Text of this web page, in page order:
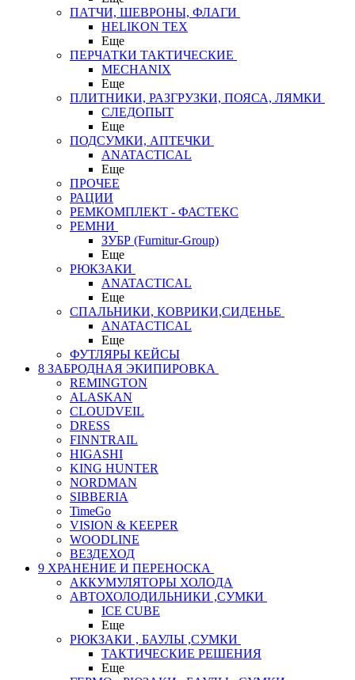
ПАТЧИ, ШЕВРОНЫ, ФЛАГИ
HELIKON TEX
Еще
ПЕРЧАТКИ ТАКТИЧЕСКИЕ
MECHANIX
Еще
ПЛИТНИКИ, РАЗГРУЗКИ, ПОЯСА, ЛЯМКИ
СЛЕДОПЫТ
Еще
ПОДСУМКИ, АПТЕЧКИ
ANATACTICAL
Еще
ПРОЧЕЕ
РАЦИИ
РЕМКОМПЛЕКТ - ФАСТЕКС
РЕМНИ
ЗУБР (Furnitur-Group)
Еще
РЮКЗАКИ
ANATACTICAL
Еще
СПАЛЬНИКИ, КОВРИКИ,СИДЕНЬЕ
ANATACTICAL
Еще
ФУТЛЯРЫ КЕЙСЫ
8 ЗАБРОДНАЯ ЭКИПИРОВКА
REMINGTON
ALASKAN
CLOUDVEIL
DRESS
FINNTRAIL
HIGASHI
KING HUNTER
NORDMAN
SIBBERIA
TimeGo
VISION & KEEPER
WOODLINE
ВЕЗДЕХОД
9 ХРАНЕНИЕ И ПЕРЕНОСКА
АККУМУЛЯТОРЫ ХОЛОДА
АВТОХОЛОДИЛЬНИКИ ,СУМКИ
ICE CUBE
Еще
РЮКЗАКИ , БАУЛЫ ,СУМКИ
ТАКТИЧЕСКИЕ РЕШЕНИЯ
Еще